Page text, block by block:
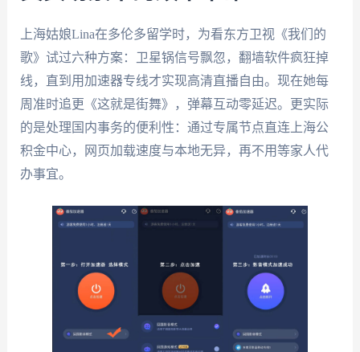
上海姑娘Lina在多伦多留学时，为看东方卫视《我们的
歌》试过六种方案：卫星锅信号飘忽，翻墙软件疯狂掉
线，直到用加速器专线才实现高清直播自由。现在她每
周准时追更《这就是街舞》，弹幕互动零延迟。更实际
的是处理国内事务的便利性：通过专属节点直连上海公
积金中心，网页加载速度与本地无异，再不用等家人代
办事宜。